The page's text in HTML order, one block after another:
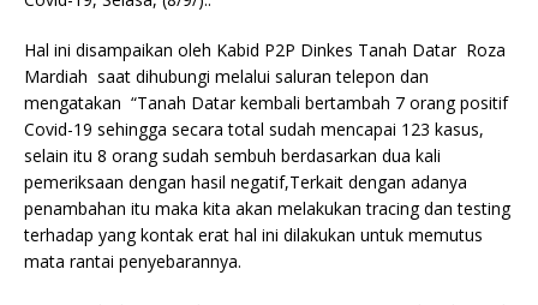
Hal ini disampaikan oleh Kabid P2P Dinkes Tanah Datar Roza
Mardiah saat dihubungi melalui saluran telepon dan
mengatakan “Tanah Datar kembali bertambah 7 orang positif
Covid-19 sehingga secara total sudah mencapai 123 kasus,
selain itu 8 orang sudah sembuh berdasarkan dua kali
pemeriksaan dengan hasil negatif,Terkait dengan adanya
penambahan itu maka kita akan melakukan tracing dan testing
terhadap yang kontak erat hal ini dilakukan untuk memutus
mata rantai penyebarannya.